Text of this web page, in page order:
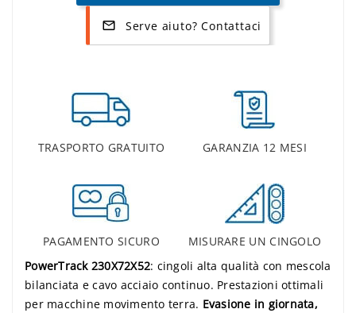
mail_outline Serve aiuto? Contattaci
TRASPORTO GRATUITO GARANZIA 12 MESI
PAGAMENTO SICURO
MISURARE UN CINGOLO
PowerTrack 230X72X52: cingoli alta qualità con mescola
bilanciata e cavo acciaio continuo. Prestazioni ottimali
per macchine movimento terra. Evasione in giornata,